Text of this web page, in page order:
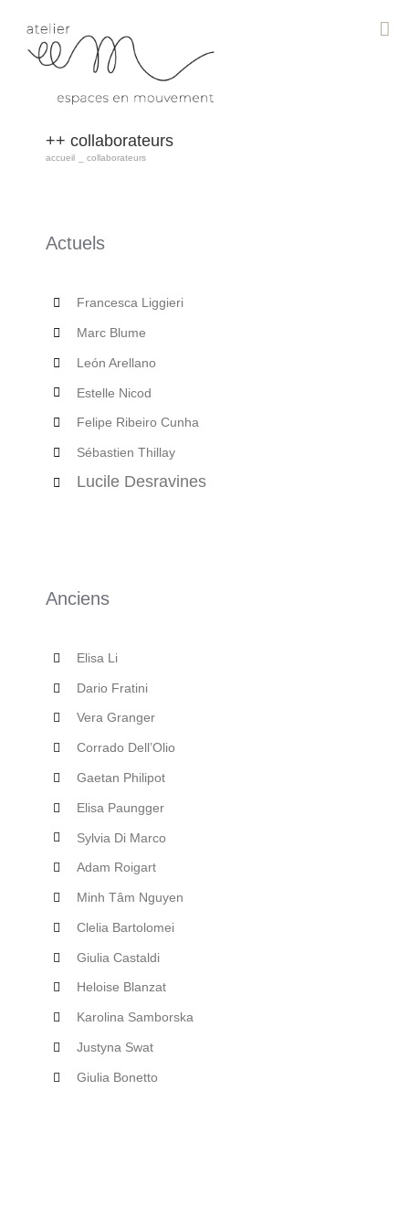
contenu
collaborateurs
accueil collaborateurs
Actuels
Francesca Liggieri
Marc Blume
León Arellano
Estelle Nicod
Felipe Ribeiro Cunha
Sébastien Thillay
Lucile Desravines
Anciens
Elisa Li
Dario Fratini
Vera Granger
Corrado Dell’Olio
Gaetan Philipot
Elisa Paungger
Sylvia Di Marco
Adam Roigart
Minh Tâm Nguyen
Clelia Bartolomei
Giulia Castaldi
Heloise Blanzat
Karolina Samborska
Justyna Swat
Giulia Bonetto